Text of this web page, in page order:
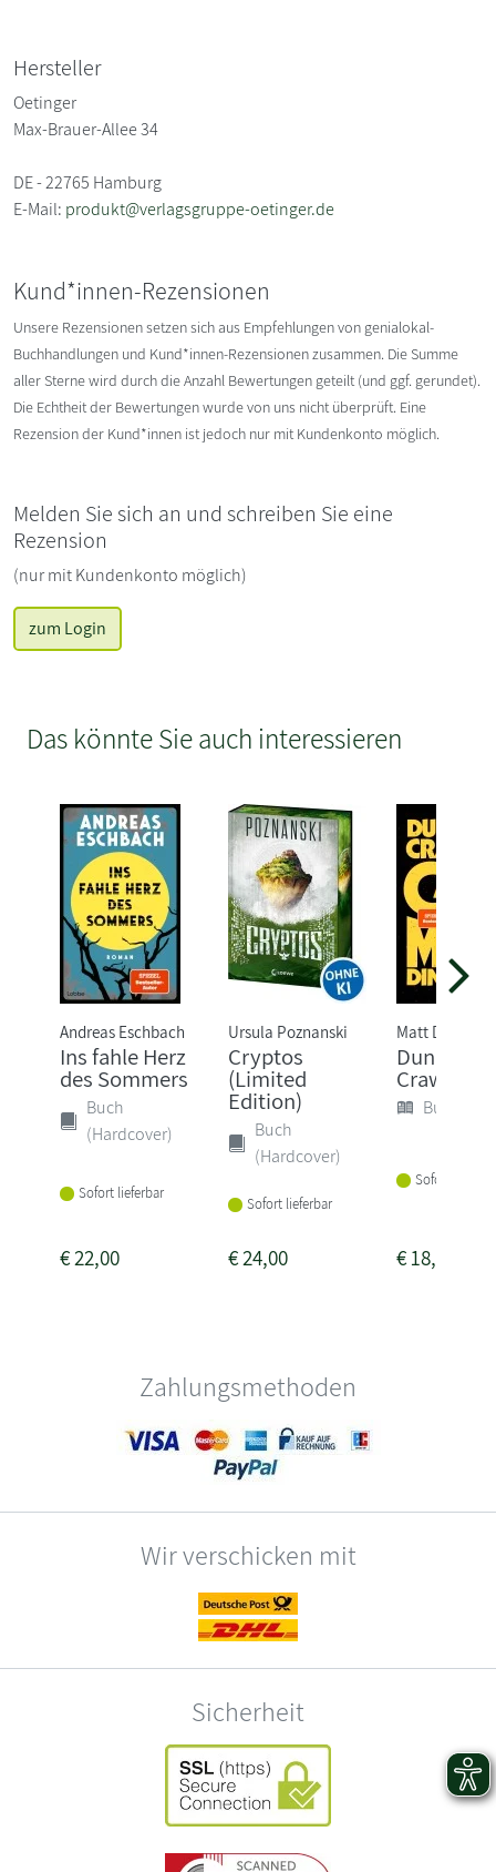
Hersteller
Oetinger
Max-Brauer-Allee 34
DE - 22765 Hamburg
E-Mail: produkt@verlagsgruppe-oetinger.de
Kund*innen-Rezensionen
Unsere Rezensionen setzen sich aus Empfehlungen von genialokal-
Buchhandlungen und Kund*innen-Rezensionen zusammen. Die Summe
aller Sterne wird durch die Anzahl Bewertungen geteilt (und ggf. gerundet).
Die Echtheit der Bewertungen wurde von uns nicht überprüft. Eine
Rezension der Kund*innen ist jedoch nur mit Kundenkonto möglich.
Melden Sie sich an und schreiben Sie eine
Rezension
(nur mit Kundenkonto möglich)
zum Login
Das könnte Sie auch interessieren
Andreas Eschbach
Ins fahle Herz
des Sommers
Buch
(Hardcover)
Sofort lieferbar
€22,00
Ursula Poznanski
Cryptos
(Limited
Edition)
Buch
(Hardcover)
Sofort lieferbar
€24,00
Matt
Dungeon
Crawler
Buch
Sofort
€18,00
Zahlungsmethoden
Wir verschicken mit
Sicherheit